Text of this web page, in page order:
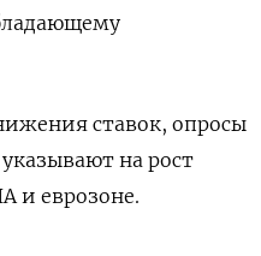
ставок, опросы
на рост
и еврозоне.